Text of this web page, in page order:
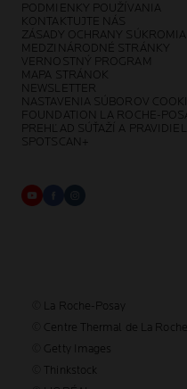
PODMIENKY POUŽÍVANIA
KONTAKTUJTE NÁS
ZÁSADY OCHRANY SÚKROMIA
MEDZINÁRODNÉ STRÁNKY
VERNOSTNÝ PROGRAM
MAPA STRÁNOK
NEWSLETTER
NASTAVENIA SÚBOROV
FOUNDATION LA ROCHE-
PREHĽAD SÚŤAŽÍ A PRAVIDIEL
SPOTSCAN+
© La Roche-Posay
© Centre Thermal de La
© Getty Images
© Thinkstock